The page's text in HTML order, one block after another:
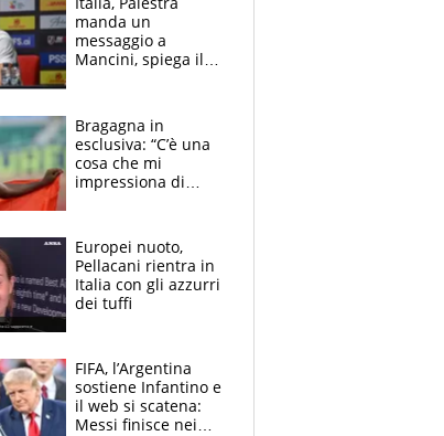
manda un
messaggio a
Mancini, spiega il
l'alleanza con
Donnarumma
Bragagna in
esclusiva: “C’è una
cosa che mi
impressiona di
E svela la sorpresa
agli Europei
Europei nuoto,
Pellacani rientra in
Italia con gli azzurri
dei tuffi
FIFA, l’Argentina
sostiene Infantino e
il web si scatena:
Messi finisce nei